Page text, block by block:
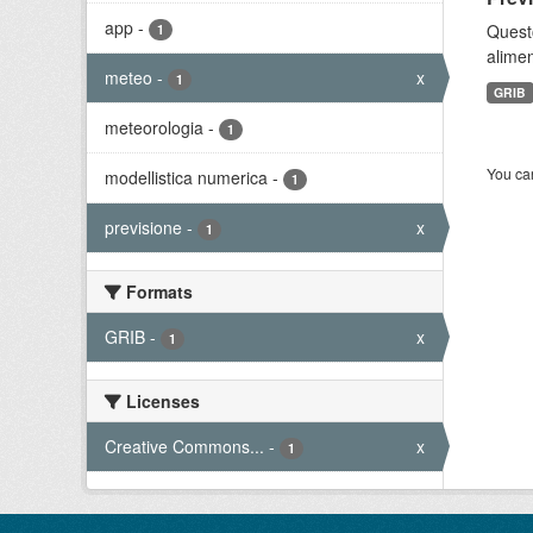
app - 1
meteo - 1 x
meteorologia - 1
modellistica numerica - 1
previsione - 1 x
Formats
GRIB - 1 x
Licenses
Creative Commons... - 1 x
GRIB
You